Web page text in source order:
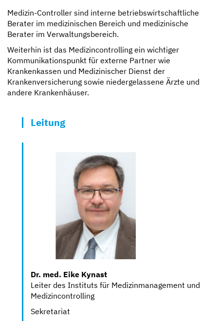
Medizin-Controller sind interne betriebswirtschaftliche
Berater im medizinischen Bereich und medizinische
Berater im Verwaltungsbereich.
Weiterhin ist das Medizincontrolling ein wichtiger
Kommunikationspunkt für externe Partner wie
Krankenkassen und Medizinischer Dienst der
Krankenversicherung sowie niedergelassene Ärzte und
andere Krankenhäuser.
Leitung
Dr. med. Eike Kynast
Leiter des Instituts für Medizinmanagement und
Medizincontrolling
Sekretariat